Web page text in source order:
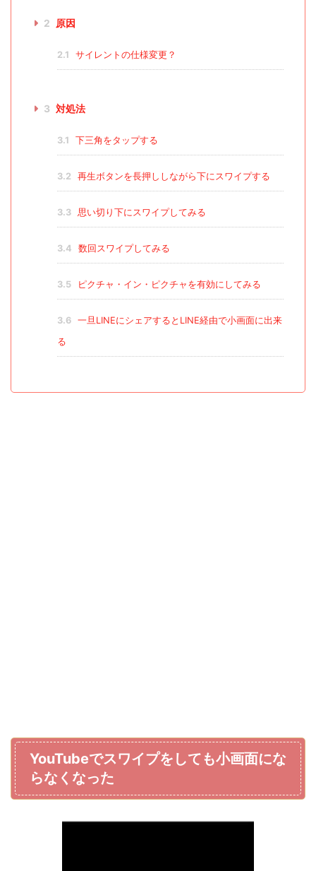
2 原因
2.1 サイレントの仕様変更？
3 対処法
3.1 下三角をタップする
3.2 再生ボタンを長押ししながら下にスワイプする
3.3 思い切り下にスワイプしてみる
3.4 数回スワイプしてみる
3.5 ピクチャ・イン・ピクチャを有効にしてみる
3.6
一旦LINEにシェアするとLINE経由で小画面に出来
る
YouTubeでスワイプをしても小画面にな
らなくなった